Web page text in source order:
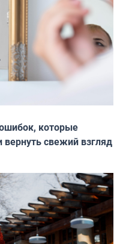
которые
свежий взгляд